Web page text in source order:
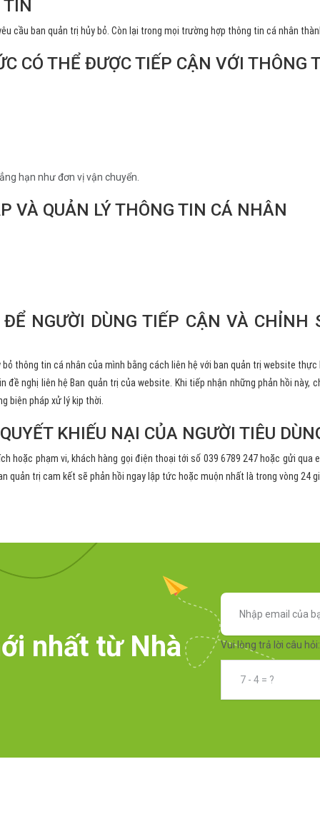
cầu ban quản trị hủy bỏ. Còn lại trong mọi trường hợp thông tin cá nhân
CÓ THỂ ĐƯỢC TIẾP CẬN VỚI THÔNG
hạn như đơn vị vận chuyển.
VÀ QUẢN LÝ THÔNG TIN CÁ NHÂN
NGƯỜI DÙNG TIẾP CẬN VÀ CHỈNH
thông tin cá nhân của mình bằng cách liên hệ với ban quản trị website thực
đề nghị liên hệ Ban quản trị của website. Khi tiếp nhận những phản hồi
biện pháp xử lý kịp thời.
KHIẾU NẠI CỦA NGƯỜI TIÊU
hoặc phạm vi, khách hàng gọi điện thoại tới số 039 6789 247 hoặc gửi qua
quản trị cam kết sẽ phản hồi ngay lập tức hoặc muộn nhất là trong vòng 24
nhất từ Nhà
Vui lòng trả lời câu